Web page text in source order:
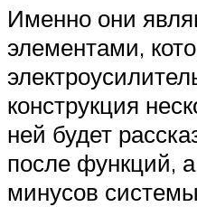
Именно они
элементами,
конструкция
ней будет
после функций,
минусов